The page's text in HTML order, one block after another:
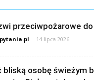
przeciwpożarowe do
- 14 lipca 2026
bliską osobę świeżym